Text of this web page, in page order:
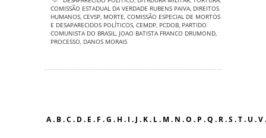
COMISSÃO ESTADUAL DA VERDADE RUBENS PAIVA, DIREITOS
HUMANOS, CEVSP, MORTE, COMISSÃO ESPECIAL DE MORTOS
E DESAPARECIDOS POLÍTICOS, CEMDP, PCDOB, PARTIDO
COMUNISTA DO BRASIL, JOAO BATISTA FRANCO DRUMOND,
PROCESSO, DANOS MORAIS
A. B.C . D. E . F .G . H. I . J . K. L. M. N .O . P .Q . R.S.T. U .V.